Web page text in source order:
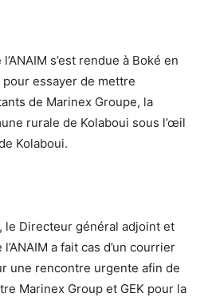
s’est rendue à Boké en
essayer de mettre
de Marinex Groupe, la
rurale de Kolaboui sous l’œil
Kolaboui.
le Directeur général adjoint et
a fait cas d’un courrier
une rencontre urgente afin de
Marinex Group et GEK pour la